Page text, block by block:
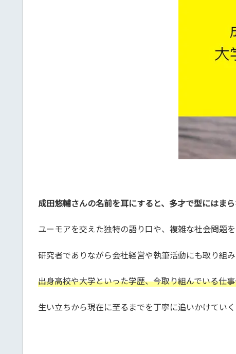
成田悠輔さんの名前を耳にすると、多才で型にはま
ユーモアを交えた独特の語り口や、複雑な社会問題
研究者でありながら会社経営や執筆活動にも取り組
出身高校や大学といった学歴、今取り組んでいる仕
生い立ちから現在に至るまでを丁寧に追いかけてい